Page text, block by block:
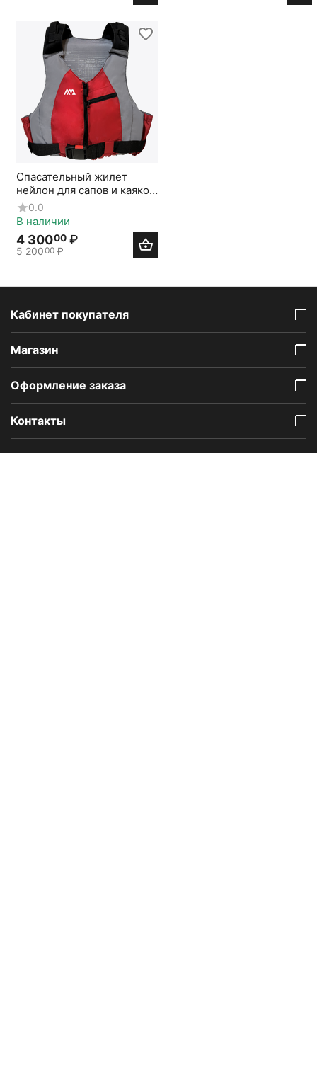
Спасательный жилет
нейлон для сапов и каяков
Personal Floatation Device
0.0
В наличии
4 30000 ₽
5 20000 ₽
Кабинет покупателя
Mагазин
Оформление заказа
Контакты